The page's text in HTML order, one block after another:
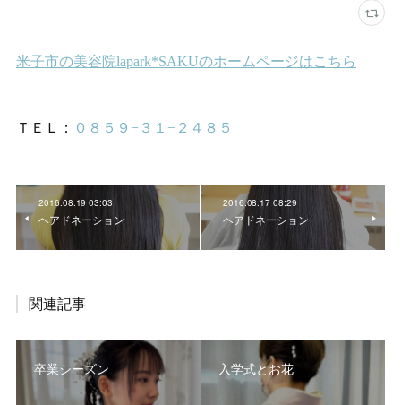
2016.08.19 03:03
ヘアドネーション
2016.08.17 08:29
ヘアドネーション
関連記事
卒業シーズン 入学式とお花